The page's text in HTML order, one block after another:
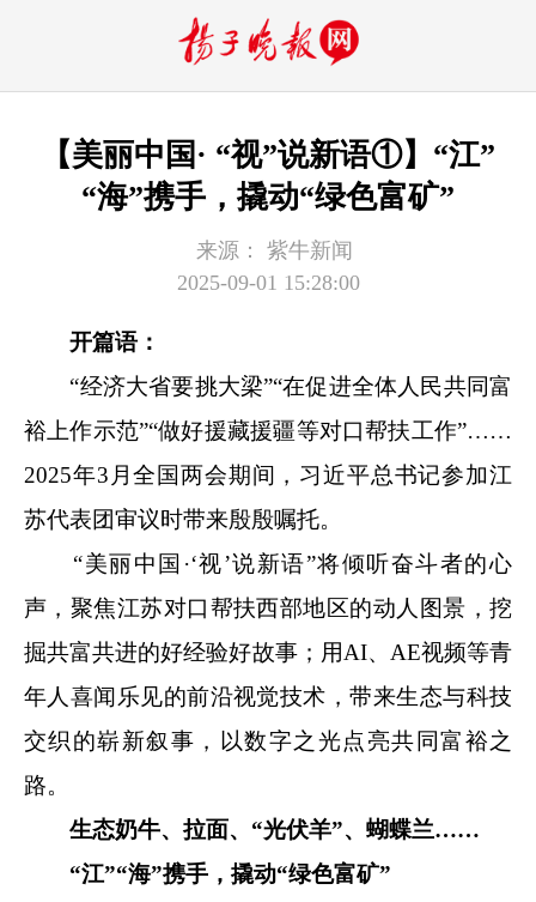
【美丽中国· “视”说新语①】“江”
“海”携手，撬动“绿色富矿”
来源：
紫牛新闻
2025-09-01 15:28:00
开篇语：
“经济大省要挑大梁”“在促进全体人民共同富
裕上作示范”“做好援藏援疆等对口帮扶工作”……
2025年3月全国两会期间，习近平总书记参加江
苏代表团审议时带来殷殷嘱托。
“美丽中国·‘视’说新语”将倾听奋斗者的心
声，聚焦江苏对口帮扶西部地区的动人图景，挖
掘共富共进的好经验好故事；用AI、AE视频等青
年人喜闻乐见的前沿视觉技术，带来生态与科技
交织的崭新叙事，以数字之光点亮共同富裕之
路。
生态奶牛、拉面、“光伏羊”、蝴蝶兰……
“江”“海”携手，撬动“绿色富矿”